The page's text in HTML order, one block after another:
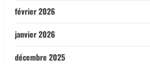
février 2026
janvier 2026
décembre 2025